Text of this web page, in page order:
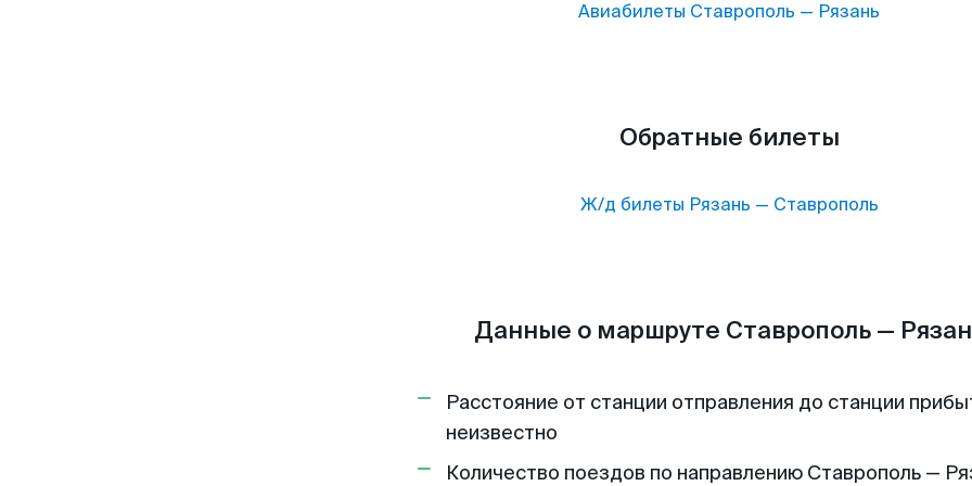
Авиабилеты Ставрополь — Рязань
Обратные билеты
Ж/д билеты Рязань — Ставрополь
Данные о маршруте Ставрополь —
Расстояние от станции отправления до станции
неизвестно
Количество поездов по направлению Ставрополь —